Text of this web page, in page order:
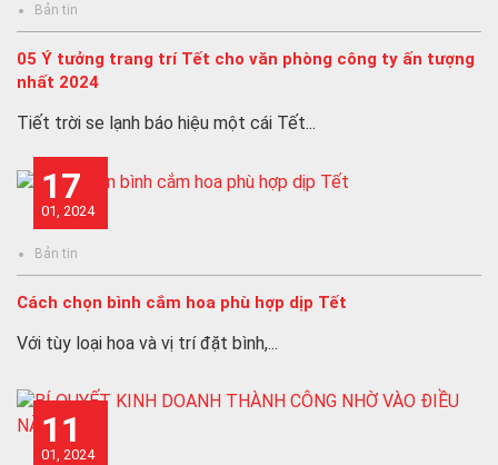
Bản tin
05 Ý tưởng trang trí Tết cho văn phòng công ty ấn tượng
nhất 2024
Tiết trời se lạnh báo hiệu một cái Tết...
17
01, 2024
Bản tin
Cách chọn bình cắm hoa phù hợp dịp Tết
Với tùy loại hoa và vị trí đặt bình,...
11
01, 2024